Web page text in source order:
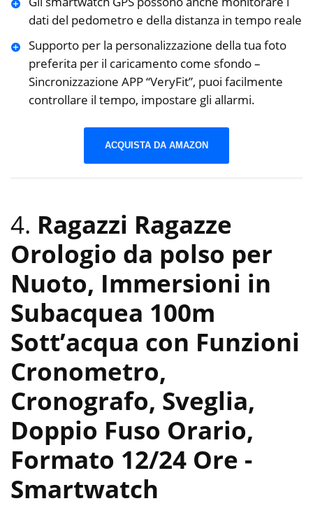
dati del pedometro e della distanza in tempo reale
Supporto per la personalizzazione della tua foto
preferita per il caricamento come sfondo –
Sincronizzazione APP “VeryFit”, puoi facilmente
controllare il tempo, impostare gli allarmi.
ACQUISTA DA AMAZON
4. Ragazzi Ragazze
Orologio da polso per
Nuoto, Immersioni in
Subacquea 100m
Sott’acqua con Funzioni
Cronometro,
Cronografo, Sveglia,
Doppio Fuso Orario,
Formato 12/24 Ore -
Smartwatch